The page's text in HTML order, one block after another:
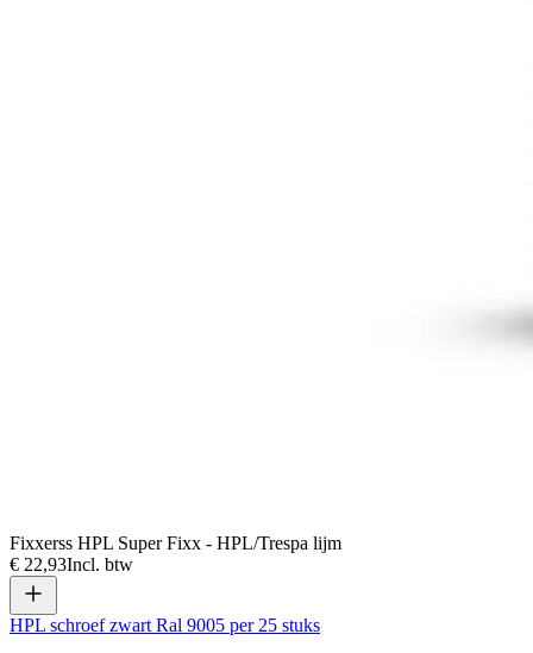
Fixxerss HPL Super Fixx - HPL/Trespa lijm
€ 22,93Incl. btw
HPL schroef zwart Ral 9005 per 25 stuks